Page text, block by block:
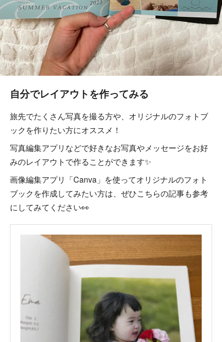
自分でレイアウトを作ってみる
旅先でたくさん写真を撮る方や、オリジナルのフォトブ
ックを作りたい方にオススメ！
写真編集アプリなどで好きなお写真やメッセージをお好
みのレイアウトで作ることができます✨
画像編集アプリ「Canva」を使ってオリジナルのフォト
ブックを作成してみたい方は、ぜひこちらの記事も参考
にしてみてください👀